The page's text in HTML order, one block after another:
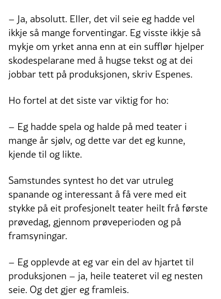
– Ja, absolutt. Eller, det vil seie eg hadde vel
ikkje så mange forventingar. Eg visste ikkje så
mykje om yrket anna enn at ein sufflør hjelper
skodespelarane med å hugse tekst og at dei
jobbar tett på produksjonen, skriv Espenes.
Ho fortel at det siste var viktig for ho:
– Eg hadde spela og halde på med teater i
mange år sjølv, og dette var det eg kunne,
kjende til og likte.
Samstundes syntest ho det var utruleg
spanande og interessant å få vere med eit
stykke på eit profesjonelt teater heilt frå første
prøvedag, gjennom prøveperioden og på
framsyningar.
– Eg opplevde at eg var ein del av hjartet til
produksjonen – ja, heile teateret vil eg nesten
seie. Og det gjer eg framleis.